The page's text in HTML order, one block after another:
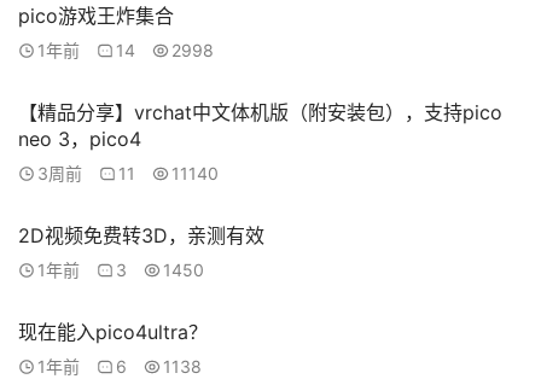
V
论
坛
社
pico游戏王炸集合
1年前 14 2998
【精品分享】vrchat中文体机版（附安装包），支持pico
neo 3，pico4
3周前 11 11140
2D视频免费转3D，亲测有效
1年前 3 1450
现在能入pico4ultra？
1年前 6 1138